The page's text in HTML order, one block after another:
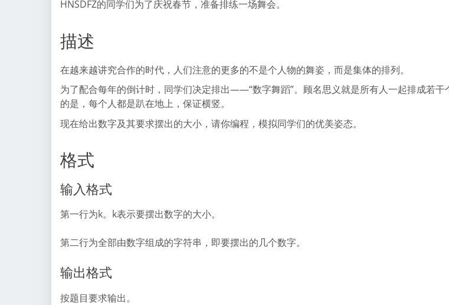
HNSDFZ的同学们为了庆祝春节，准备排练一场舞会。
描述
在越来越讲究合作的时代，人们注意的更多的不是个人物的舞姿，而是集体的排列。
为了配合每年的倒计时，同学们决定排出——“数字舞蹈”。顾名思义就是所有人一起排成若
的是，每个人都是趴在地上，保证横竖。
现在给出数字及其要求摆出的大小，请你编程，模拟同学们的优美姿态。
格式
输入格式
第一行为k。k表示要摆出数字的大小。
第二行为全部由数字组成的字符串，即要摆出的几个数字。
输出格式
按题目要求输出。